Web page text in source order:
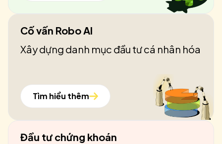
Cố vấn Robo AI
Xây dựng danh mục đầu tư cá nhân hóa
Tìm hiểu thêm
Đầu tư chứng khoán